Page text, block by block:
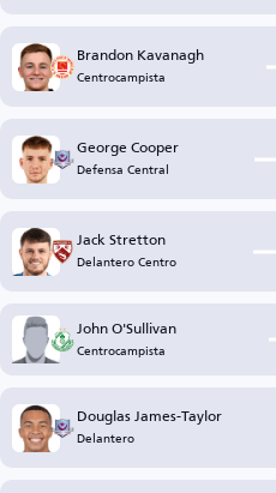
Brandon Kavanagh
Centrocampista
George Cooper
Defensa Central
Jack Stretton
Delantero Centro
John O'Sullivan
Centrocampista
Douglas James-Taylor
Delantero